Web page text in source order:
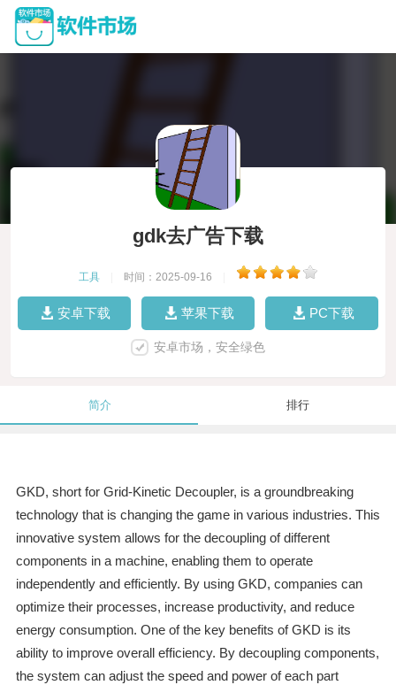
gdk去广告下载
工具 时间：2025-09-16
安卓下载 苹果下载 PC下载
安卓市场，安全绿色
简介 排行
GKD, short for Grid-Kinetic Decoupler, is a groundbreaking
technology that is changing the game in various industries. This
innovative system allows for the decoupling of different
components in a machine, enabling them to operate
independently and efficiently. By using GKD, companies can
optimize their processes, increase productivity, and reduce
energy consumption. One of the key benefits of GKD is its
ability to improve overall efficiency. By decoupling components,
the system can adjust the speed and power of each part